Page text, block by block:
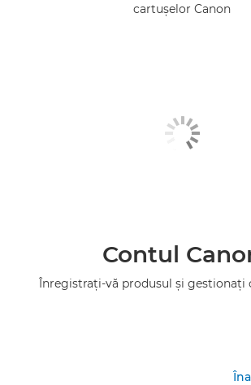
cartuşelor Canon
Contul
Înregistraţi-vă produsul şi gestionaţi